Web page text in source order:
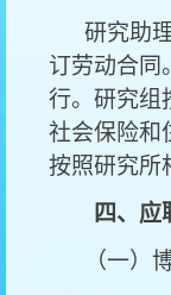
研究助理
订劳动合同
行。研究组
社会保险和
按照研究所
四、应
（一）博